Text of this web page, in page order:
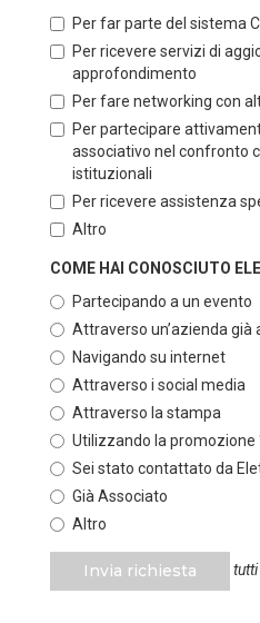
Per far parte del sistema
Per ricevere servizi di
approfondimento
Per fare networking con
Per partecipare
associativo nel confronto
istituzionali
Per ricevere assistenza
Altro
COME HAI CONOSCIUTO
Partecipando a un evento
Attraverso un’azienda già
Navigando su internet
Attraverso i social media
Attraverso la stampa
Utilizzando la promozione
Sei stato contattato da
Già Associato
Altro
Invia richiesta